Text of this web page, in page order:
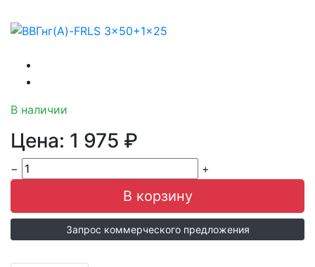
В наличии
Цена: 1 975 ₽
− +
Запрос коммерческого предложения